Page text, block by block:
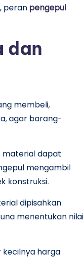
peran pengepul
dan
membeli,
agar barang-
material dapat
mengambil
konstruksi.
dipisahkan
menentukan nilai
kecilnya harga